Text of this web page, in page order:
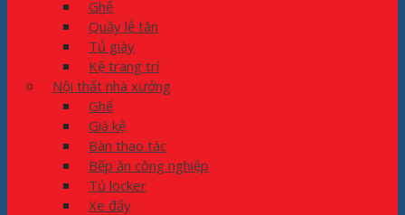
Ghế
Quầy lễ tân
Tủ giày
Kệ trang trí
Nội thất nhà xưởng
Ghế
Giá kệ
Bàn thao tác
Bếp ăn công nghiệp
Tủ locker
Xe đẩy